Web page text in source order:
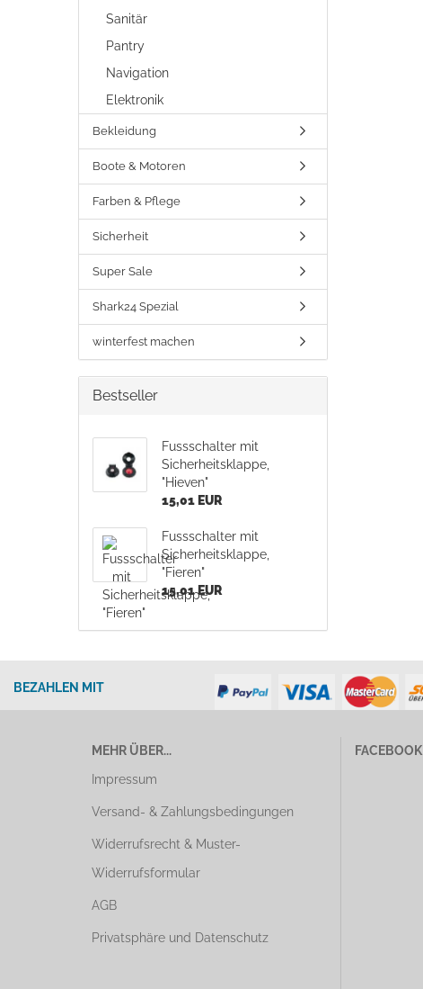
Sanitär
Pantry
Navigation
Elektronik
Bekleidung
Boote & Motoren
Farben & Pflege
Sicherheit
Super Sale
Shark24 Spezial
winterfest machen
Bestseller
Fussschalter mit
Sicherheitsklappe,
"Hieven"
15,01 EUR
Fussschalter mit
Sicherheitsklappe,
"Fieren"
15,01 EUR
BEZAHLEN MIT
MEHR ÜBER...
Impressum
Versand- & Zahlungsbedingungen
Widerrufsrecht & Muster-
Widerrufsformular
AGB
Privatsphäre und Datenschutz
FACEBOOK